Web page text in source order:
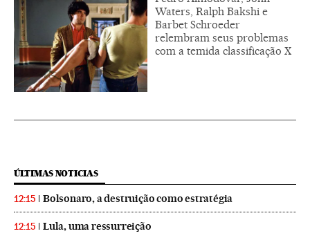
Waters, Ralph Bakshi e
Barbet Schroeder
relembram seus problemas
com a temida classificação X
ÚLTIMAS NOTICIAS
12:15 Bolsonaro, a destruição como estratégia
12:15 Lula, uma ressurreição